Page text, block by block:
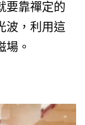
要靠禪定的
波，利用這
場。